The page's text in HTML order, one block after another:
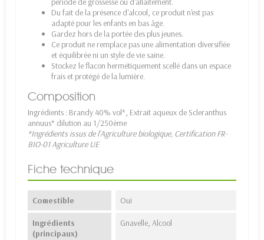
Du fait de la présence d'alcool, ce produit n'est pas
adapté pour les enfants en bas âge.
Gardez hors de la portée des plus jeunes.
Ce produit ne remplace pas une alimentation diversifiée
et équilibrée ni un style de vie saine.
Stockez le flacon hermétiquement scellé dans un espace
frais et protégé de la lumière.
Composition
Ingrédients : Brandy 40% vol*, Extrait aqueux de Scleranthus
annuus* dilution au 1/250ème
*Ingrédients issus de l’Agriculture biologique, Certification FR-
BIO-01 Agriculture UE
Fiche technique
Comestible Oui
Ingrédients
(principaux)
Gnavelle, Alcool